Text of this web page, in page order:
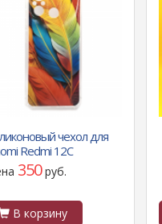
чехол для
Redmi 12C
углы, перья
350руб.
В корзину